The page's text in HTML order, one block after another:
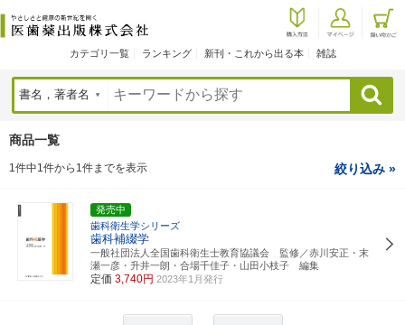
カテゴリ一覧 ランキング 新刊・これから出る本 雑誌
検索
商品一覧
1件中1件から1件までを表示 絞り込み »
発売中
歯科衛生学シリーズ
歯科補綴学
一般社団法人全国歯科衛生士教育協議会 監修／赤川安正・末
瀬一彦・升井一朗・合場千佳子・山田小枝子 編集
定価 3,740円 2023年1月発行